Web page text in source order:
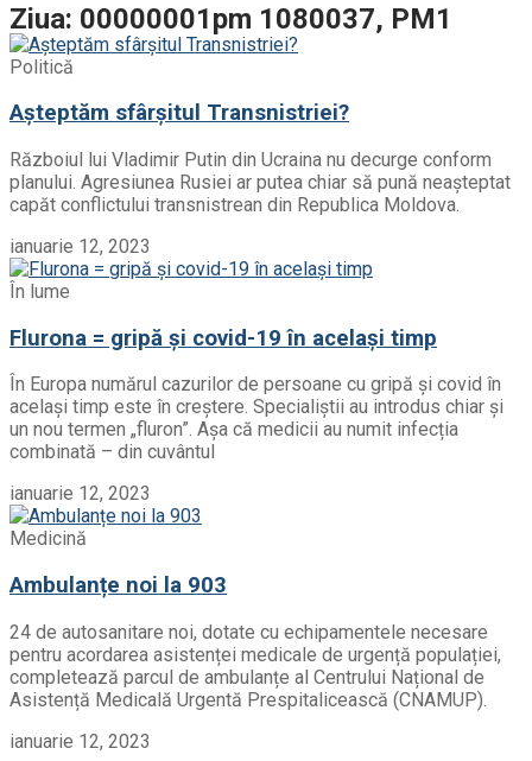
Ziua: 00000001pm 1080037, PM1
Politică
Așteptăm sfârșitul Transnistriei?
Războiul lui Vladimir Putin din Ucraina nu decurge conform
planului. Agresiunea Rusiei ar putea chiar să pună neașteptat
capăt conflictului transnistrean din Republica Moldova.
ianuarie 12, 2023
În lume
Flurona = gripă și covid-19 în același timp
În Europa numărul cazurilor de persoane cu gripă și covid în
același timp este în creștere. Specialiștii au introdus chiar și
un nou termen „fluron”. Așa că medicii au numit infecția
combinată – din cuvântul
ianuarie 12, 2023
Medicină
Ambulanțe noi la 903
24 de autosanitare noi, dotate cu echipamentele necesare
pentru acordarea asistenței medicale de urgență populației,
completează parcul de ambulanțe al Centrului Național de
Asistență Medicală Urgentă Prespitalicească (CNAMUP).
ianuarie 12, 2023